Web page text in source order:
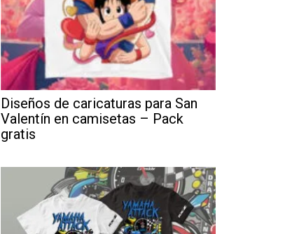
Diseños de caricaturas para San
Valentín en camisetas – Pack
gratis